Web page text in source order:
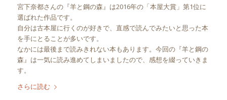
宮下奈都さんの『羊と鋼の森』は2016年の「本屋大賞」第1位に
選ばれた作品です。
自分は古本屋に行くのが好きで、直感で読んでみたいと思った本
を手にとることが多いです。
なかには最後まで読みきれない本もあります。今回の『羊と鋼の
森』は一気に読み進めてしまいましたので、感想を綴っていきま
す。
さらに読む